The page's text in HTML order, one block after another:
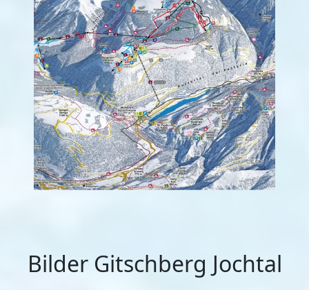
Bilder Gitschberg Jochtal